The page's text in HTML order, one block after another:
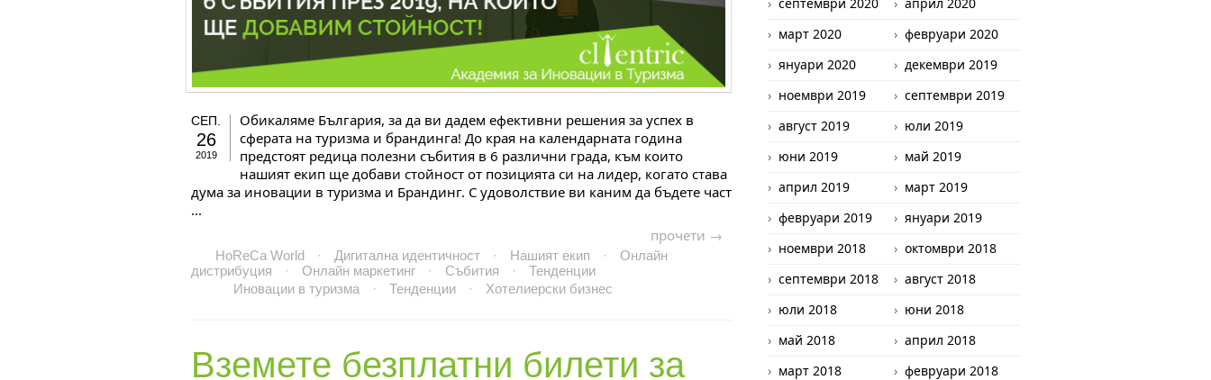
СЕП.
26
2019
Обикаляме България, за да ви дадем ефективни решения за успех в
сферата на туризма и брандинга! До края на календарната година
предстоят редица полезни събития в 6 различни града, към които
нашият екип ще добави стойност от позицията си на лидер, когато става
дума за иновации в туризма и Брандинг. С удоволствие ви каним да бъдете част
...
прочети →
HoReCa World · Дигитална идентичност · Нашият екип ·
Онлайн
дистрибуция
· Онлайн маркетинг · Събития ·
Тенденции
Иновации в туризма
· Тенденции · Хотелиерски бизнес
Вземете безплатни билети за
март 2020
февруари 2020
януари 2020
декември 2019
ноември 2019
септември 2019
август 2019
юли 2019
юни 2019
май 2019
април 2019
март 2019
февруари 2019
януари 2019
ноември 2018
октомври 2018
септември 2018
август 2018
юли 2018
юни 2018
май 2018
април 2018
март 2018
февруари 2018